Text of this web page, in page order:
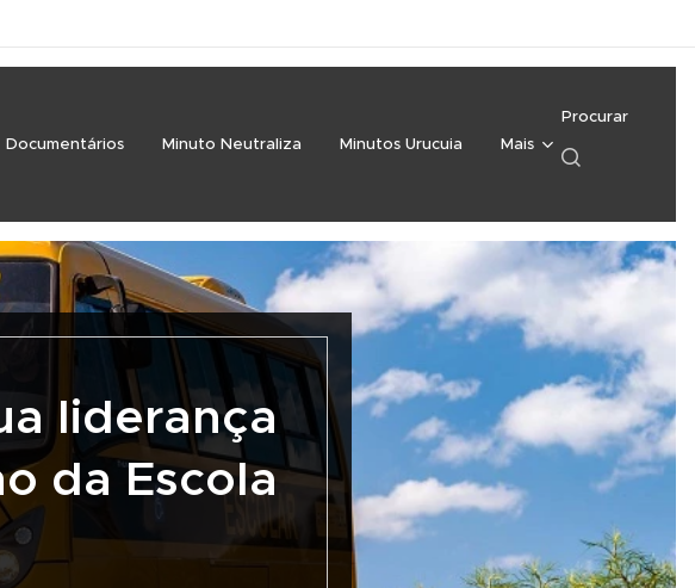
Documentários Minuto Neutraliza Minutos Urucuia Mais
Procurar
liderança
da Escola